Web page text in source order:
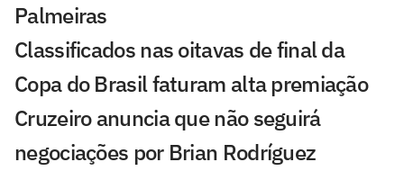
Palmeiras
Classificados nas oitavas de final da
Copa do Brasil faturam alta premiação
Cruzeiro anuncia que não seguirá
negociações por Brian Rodríguez